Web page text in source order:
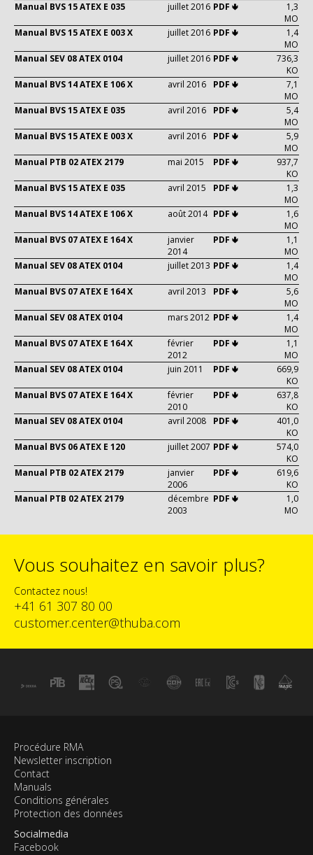
Manual BVS 15 ATEX E 035
juillet 2016 PDF 🢃
1,3
MO
Manual BVS 15 ATEX E 003 X
juillet 2016 PDF 🢃
1,4
MO
Manual SEV 08 ATEX 0104
juillet 2016 PDF 🢃
736,3
KO
Manual BVS 14 ATEX E 106 X
avril 2016 PDF 🢃
7,1
MO
Manual BVS 15 ATEX E 035
avril 2016 PDF 🢃
5,4
MO
Manual BVS 15 ATEX E 003 X
avril 2016 PDF 🢃
5,9
MO
Manual PTB 02 ATEX 2179
mai 2015 PDF 🢃
937,7
KO
Manual BVS 15 ATEX E 035
avril 2015 PDF 🢃
1,3
MO
Manual BVS 14 ATEX E 106 X
août 2014 PDF 🢃
1,6
MO
Manual BVS 07 ATEX E 164 X
janvier
2014
PDF 🢃
1,1
MO
Manual SEV 08 ATEX 0104
juillet 2013 PDF 🢃
1,4
MO
Manual BVS 07 ATEX E 164 X
avril 2013 PDF 🢃
5,6
MO
Manual SEV 08 ATEX 0104
mars 2012 PDF 🢃
1,4
MO
Manual BVS 07 ATEX E 164 X
février
2012
PDF 🢃
1,1
MO
Manual SEV 08 ATEX 0104
juin 2011 PDF 🢃
669,9
KO
Manual BVS 07 ATEX E 164 X
février
2010
PDF 🢃
637,8
KO
Manual SEV 08 ATEX 0104
avril 2008 PDF 🢃
401,0
KO
Manual BVS 06 ATEX E 120
juillet 2007 PDF 🢃
574,0
KO
Manual PTB 02 ATEX 2179
janvier
2006
PDF 🢃
619,6
KO
Manual PTB 02 ATEX 2179
décembre
2003
PDF 🢃
1,0
MO
Vous souhaitez en savoir plus?
Contactez nous!
+41 61 307 80 00
customer.center@thuba.com
Procédure RMA
Newsletter inscription
Contact
Manuals
Conditions générales
Protection des données
Socialmedia
Facebook